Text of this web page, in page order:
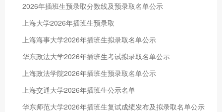
2026年插班生预录取分数线及预录取名单公示
上海大学2026年插班生预录取
上海海事大学2026年插班生拟录取名单公示
华东政法大学2026年插班生考试拟录取名单公示
上海政法学院2026年插班生预录取名单公示
上海交通大学2026年插班生公示名单
华东师范大学2026年插班生复试成绩发布及拟录取名单公示